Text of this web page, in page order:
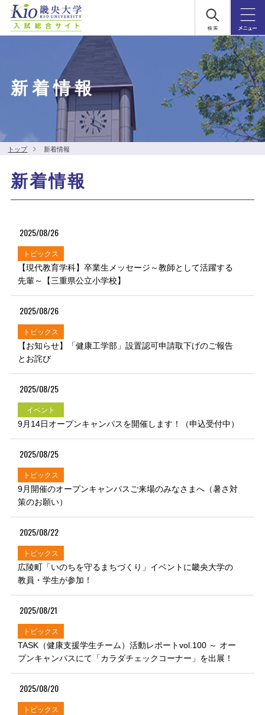
新着情報
トップ 新着情報
新着情報
2025/08/26
トピックス
【現代教育学科】卒業生メッセージ～教師として活躍する
先輩～【三重県公立小学校】
2025/08/26
トピックス
【お知らせ】「健康工学部」設置認可申請取下げのご報告
とお詫び
2025/08/25
イベント
9月14日オープンキャンパスを開催します！（申込受付中）
2025/08/25
トピックス
9月開催のオープンキャンパスご来場のみなさまへ（暑さ対
策のお願い）
2025/08/22
トピックス
広陵町「いのちを守るまちづくり」イベントに畿央大学の
教員・学生が参加！
2025/08/21
トピックス
TASK（健康支援学生チーム）活動レポートvol.100 ～ オー
プンキャンパスにて「カラダチェックコーナー」を出展！
2025/08/20
トピックス